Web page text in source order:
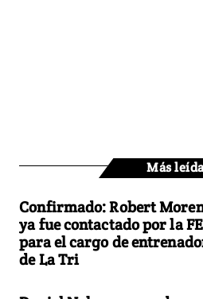
Más
Confirmado: Robert
ya fue contactado por la
para el cargo de
de La Tri